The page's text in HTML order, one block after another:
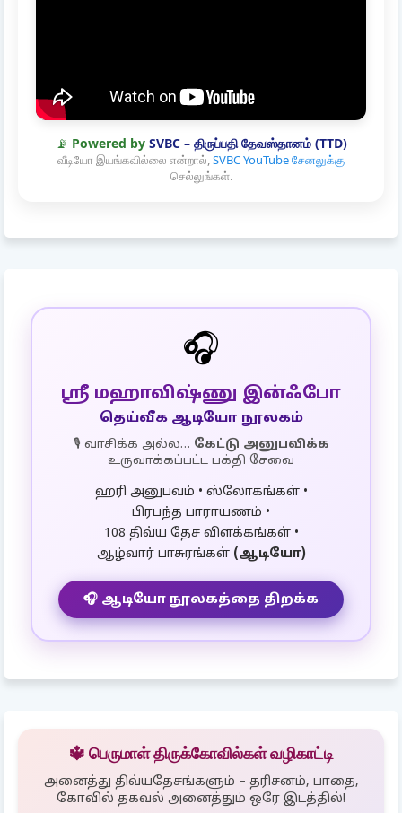
📡 Powered by SVBC – திருப்பதி தேவஸ்தானம் (TTD)
வீடியோ இயங்கவில்லை என்றால்,SVBC YouTube சேனலுக்கு
செல்லுங்கள்.
🎧
ஸ்ரீ மஹாவிஷ்ணு இன்ஃபோ
தெய்வீக ஆடியோ நூலகம்
🎙️ வாசிக்க அல்ல… கேட்டு அனுபவிக்க
உருவாக்கப்பட்ட பக்தி சேவை
ஹரி அனுபவம் • ஸ்லோகங்கள் •
பிரபந்த பாராயணம் •
108 திவ்ய தேச விளக்கங்கள் •
ஆழ்வார் பாசுரங்கள் (ஆடியோ)
🎧 ஆடியோ நூலகத்தை திறக்க
🔱 பெருமாள் திருக்கோவில்கள் வழிகாட்டி
அனைத்து திவ்யதேசங்களும் – தரிசனம், பாதை,
கோவில் தகவல் அனைத்தும் ஒரே இடத்தில்!